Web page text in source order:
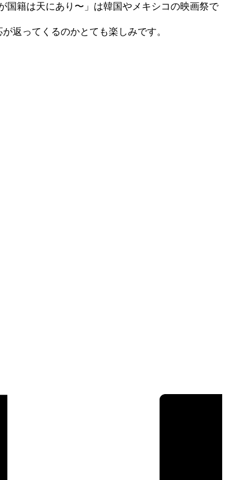
国籍は天にあり〜」は韓国やメキシコの映画祭で
返ってくるのかとても楽しみです。